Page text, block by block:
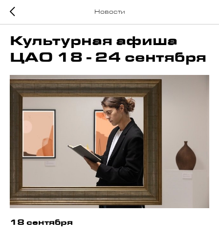
Новости
Культурная афиша
ЦАО 18 - 24 сентября
18 сентября